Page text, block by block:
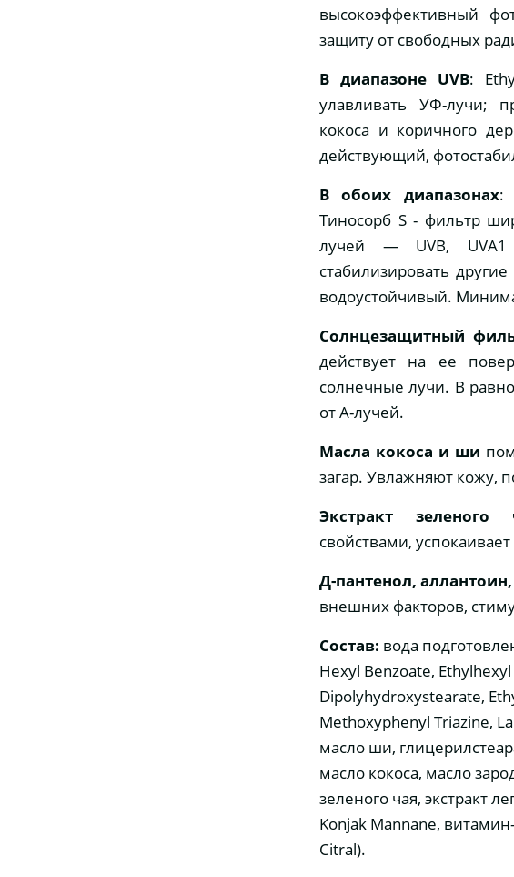
высокоэффективный
защиту от свободных
В диапазоне UVВ:
улавливать УФ-лучи;
кокоса и коричного
действующий,
В обоих диапазонах:
Тиносорб S - фильтр
лучей — UVB, UVA1
стабилизировать
водоустойчивый.
Солнцезащитный
действует на ее
солнечные лучи. В
от А-лучей.
Масла кокоса и ши
загар. Увлажняют кожу,
Экстракт зеленого
свойствами,
Д-пантенол,
внешних факторов,
Состав: вода
Hexyl Benzoate,
Dipolyhydroxystearate,
Methoxyphenyl Triazine,
масло ши,
масло кокоса, масло
зеленого чая, экстракт
Konjak Mannane,
Citral).